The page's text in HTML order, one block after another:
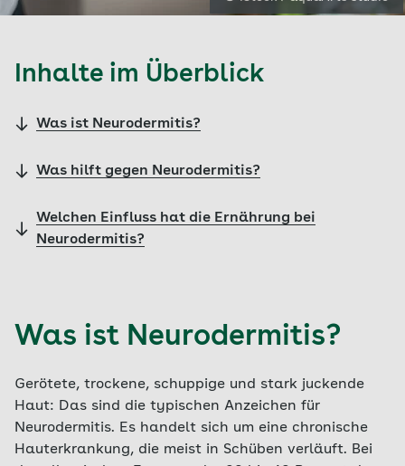
Inhalte im Überblick
Was ist Neurodermitis?
Was hilft gegen Neurodermitis?
Welchen Einfluss hat die Ernährung bei
Neurodermitis?
Was ist Neurodermitis?
Gerötete, trockene, schuppige und stark juckende
Haut: Das sind die typischen Anzeichen für
Neurodermitis. Es handelt sich um eine chronische
Hauterkrankung, die meist in Schüben verläuft. Bei